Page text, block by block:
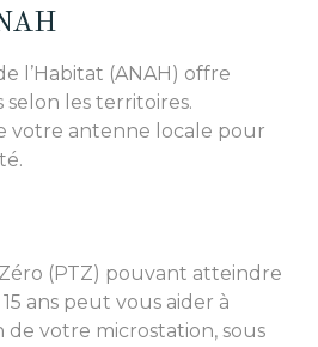
l’Habitat (ANAH) offre
selon les territoires.
votre antenne locale pour
(PTZ) pouvant atteindre
ans peut vous aider à
de votre microstation, sous